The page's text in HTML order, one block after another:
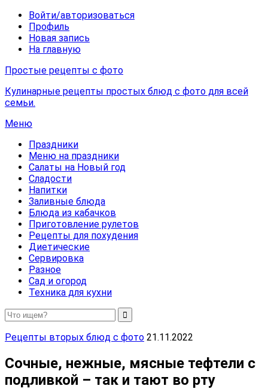
Войти/авторизоваться
Профиль
Новая запись
На главную
Простые рецепты с фото
Кулинарные рецепты простых блюд с фото для всей
семьи.
Меню
Праздники
Меню на праздники
Салаты на Новый год
Сладости
Напитки
Заливные блюда
Блюда из кабачков
Приготовление рулетов
Рецепты для похудения
Диетические
Сервировка
Разное
Сад и огород
Техника для кухни
Рецепты вторых блюд с фото 21.11.2022
Сочные, нежные, мясные тефтели с
подливкой – так и тают во рту